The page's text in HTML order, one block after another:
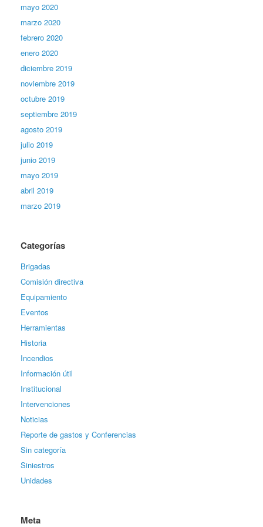
mayo 2020
marzo 2020
febrero 2020
enero 2020
diciembre 2019
noviembre 2019
octubre 2019
septiembre 2019
agosto 2019
julio 2019
junio 2019
mayo 2019
abril 2019
marzo 2019
Categorías
Brigadas
Comisión directiva
Equipamiento
Eventos
Herramientas
Historia
Incendios
Información útil
Institucional
Intervenciones
Noticias
Reporte de gastos y Conferencias
Sin categoría
Siniestros
Unidades
Meta